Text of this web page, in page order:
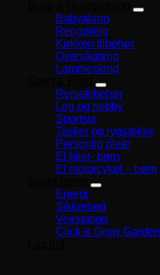
Babyalarm
Rengøring
Køkken tilbehør
Overvågning
Lammeskind
Rejsetilbehør
Leg og hobby
Sportsur
Tasker og rygsække
Personlig pleje
El biler- børn
El motorcykel – børn
Energi
Sikkerhed
Vejrstation
Click & Grow Garden